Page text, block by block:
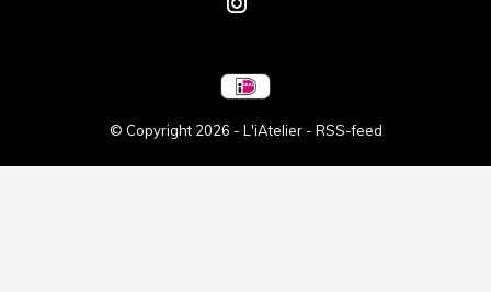
© Copyright 2026 - L'iAtelier - RSS-feed